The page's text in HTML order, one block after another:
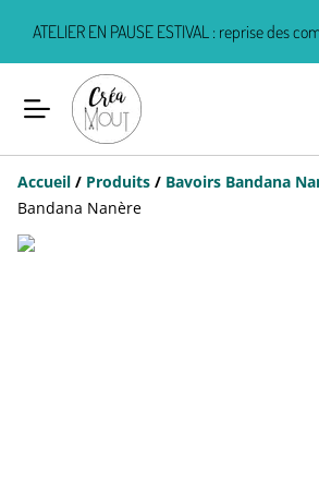
ATELIER EN PAUSE ESTIVAL : reprise des
Accueil / Produits / Bavoirs Bandana
Bandana Nanère